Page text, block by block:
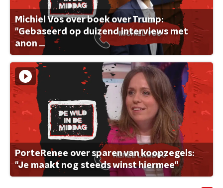
Michiel Vos over boek over Trump:
"Gebaseerd op duizend interviews met
anon ...
PorteRenee over sparen van koopzegels:
"Je maakt nog steeds winst hiermee"